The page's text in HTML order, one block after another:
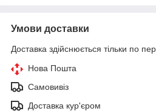
Умови доставки
Доставка здійснюється тільки по
Нова Пошта
Самовивіз
Доставка кур'єром